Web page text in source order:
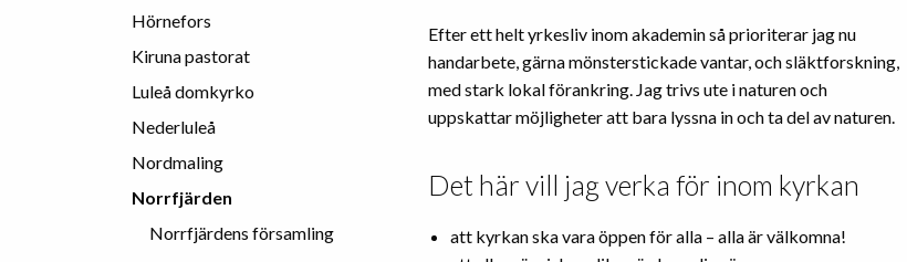
Efter ett helt yrkesliv inom akademin så prioriterar jag nu
handarbete, gärna mönsterstickade vantar, och släktforskning,
med stark lokal förankring. Jag trivs ute i naturen och
uppskattar möjligheter att bara lyssna in och ta del av naturen.
Det här vill jag verka för inom kyrkan
att kyrkan ska vara öppen för alla – alla är välkomna!
Hörnefors
Kiruna pastorat
Luleå domkyrko
Nederluleå
Nordmaling
Norrfjärden
Norrfjärdens församling